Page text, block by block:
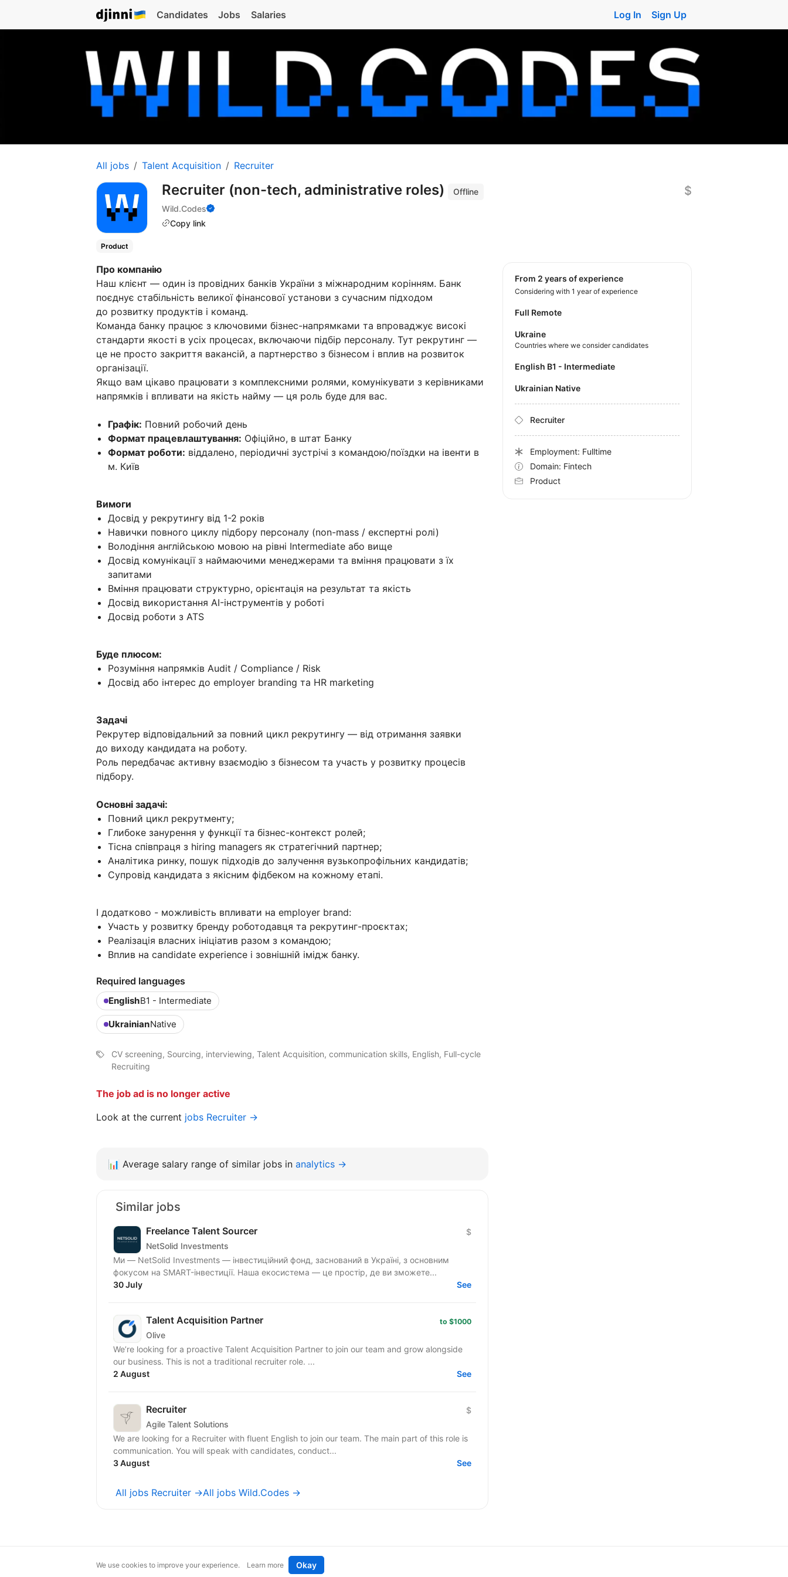
Candidates Jobs Salaries Log In Sign Up
All jobs Talent Acquisition Recruiter
Recruiter (non-tech, administrative roles)
Offline
Wild.Codes
Copy link
$
Product
Про компанію
Наш клієнт — один із провідних банків України з міжнародним корінням. Банк
поєднує стабільність великої фінансової установи з сучасним підходом
до розвитку продуктів і команд.
Команда банку працює з ключовими бізнес-напрямками та впроваджує високі
стандарти якості в усіх процесах, включаючи підбір персоналу. Тут рекрутинг —
це не просто закриття вакансій, а партнерство з бізнесом і вплив на розвиток
організації.
Якщо вам цікаво працювати з комплексними ролями, комунікувати з керівниками
напрямків і впливати на якість найму — ця роль буде для вас.
Графік: Повний робочий день
Формат працевлаштування: Офіційно, в штат Банку
Формат роботи: віддалено, періодичні зустрічі з командою/поїздки на івенти в
м. Київ
Вимоги
Досвід у рекрутингу від 1-2 років
Навички повного циклу підбору персоналу (non-mass / експертні ролі)
Володіння англійською мовою на рівні Intermediate або вище
Досвід комунікації з наймаючими менеджерами та вміння працювати з їх
запитами
Вміння працювати структурно, орієнтація на результат та якість
Досвід використання AI-інструментів у роботі
Досвід роботи з ATS
Буде плюсом:
Розуміння напрямків Audit / Compliance / Risk
Досвід або інтерес до employer branding та HR marketing
Задачі
Рекрутер відповідальний за повний цикл рекрутингу — від отримання заявки
до виходу кандидата на роботу.
Роль передбачає активну взаємодію з бізнесом та участь у розвитку процесів
підбору.
Основні задачі:
Повний цикл рекрутменту;
Глибоке занурення у функції та бізнес-контекст ролей;
Тісна співпраця з hiring managers як стратегічний партнер;
Аналітика ринку, пошук підходів до залучення вузькопрофільних кандидатів;
Супровід кандидата з якісним фідбеком на кожному етапі.
І додатково - можливість впливати на employer brand:
Участь у розвитку бренду роботодавця та рекрутинг-проєктах;
Реалізація власних ініціатив разом з командою;
Вплив на candidate experience і зовнішній імідж банку.
Required languages
EnglishB1 - Intermediate
UkrainianNative
CV screening, Sourcing, interviewing, Talent Acquisition, communication skills, English, Full-cycle
Recruiting
The job ad is no longer active
Look at the current jobs Recruiter →
from 2 years of experience
Considering with 1 year of experience
Full Remote
Ukraine
Countries where we consider candidates
English B1 - Intermediate
Ukrainian Native
Recruiter
Employment: Fulltime
Domain: Fintech
Product
📊 Average salary range of similar jobs in analytics →
Similar jobs
Freelance Talent Sourcer
NetSolid Investments
$
Ми — NetSolid Investments — інвестиційний фонд, заснований в Україні, з основним
фокусом на SMART-інвестиції. Наша екосистема — це простір, де ви зможете...
30 July
See
Talent Acquisition Partner
Olive
to $1000
We’re looking for a proactive Talent Acquisition Partner to join our team and grow alongside
our business. This is not a traditional recruiter role. ...
2 August
See
Recruiter
Agile Talent Solutions
$
We are looking for a Recruiter with fluent English to join our team. The main part of this role is
communication. You will speak with candidates, conduct...
3 August
See
All jobs Recruiter →All jobs Wild.Codes →
magic@djinni.co Terms of Use Suggest an idea Remote tech jobs in Europe
We use cookies to improve your experience. Learn more Okay